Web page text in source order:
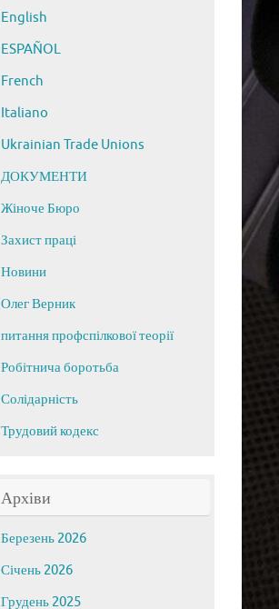
English
ESPAÑOL
French
Italiano
Ukrainian Trade Unions
ДОКУМЕНТИ
Жіноче Бюро
Захист праці
Новини
Олег Верник
питання профспілкової теорії
Робітнича боротьба
Солідарність
Трудовий кодекс
Архіви
Березень 2026
Січень 2026
Грудень 2025